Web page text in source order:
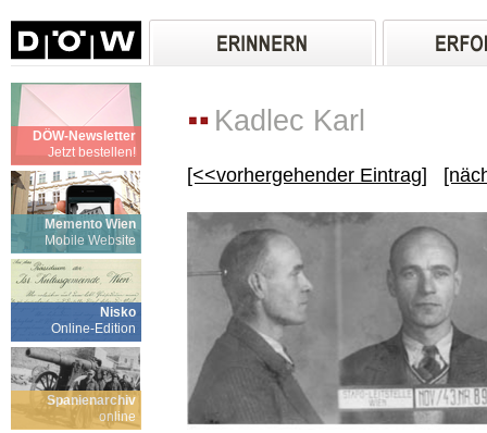
DÖW-Newsletter
Jetzt bestellen!
Memento Wien
Mobile Website
Nisko
Online-Edition
Spanienarchiv
online
Kadlec Karl
[<<vorhergehender Eintrag]